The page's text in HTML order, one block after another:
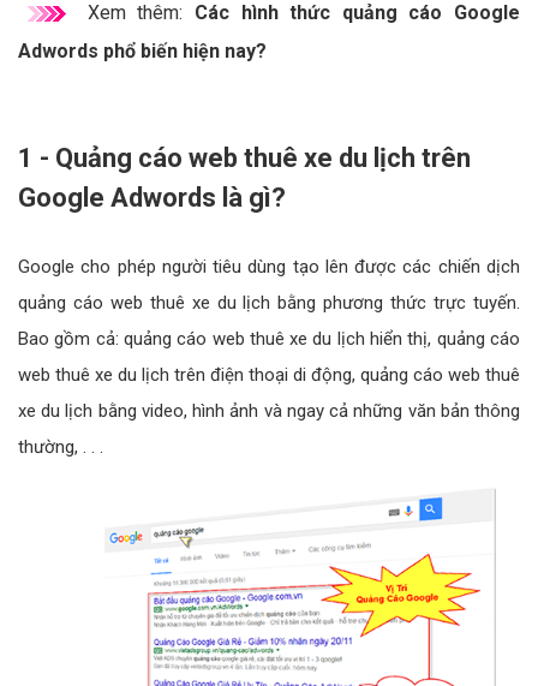
Xem thêm: Các hình thức quảng cáo Google
Adwords phổ biến hiện nay?
1 - Quảng cáo web thuê xe du lịch trên
Google Adwords là gì?
Google cho phép người tiêu dùng tạo lên được các chiến dịch
quảng cáo web thuê xe du lịch bằng phương thức trực tuyến.
Bao gồm cả: quảng cáo web thuê xe du lịch hiển thị, quảng cáo
web thuê xe du lịch trên điện thoại di động, quảng cáo web thuê
xe du lịch bằng video, hình ảnh và ngay cả những văn bản thông
thường, . . .